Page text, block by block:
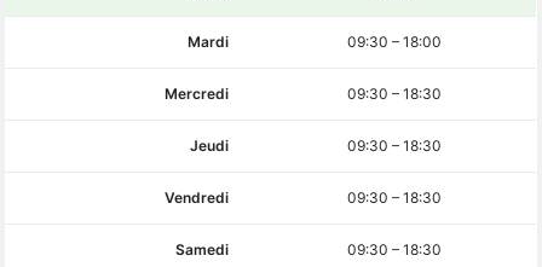
Mardi 09:30 –18:00
Mercredi 09:30 –18:30
Jeudi 09:30 –18:30
Vendredi 09:30 –18:30
Samedi 09:30 –18:30